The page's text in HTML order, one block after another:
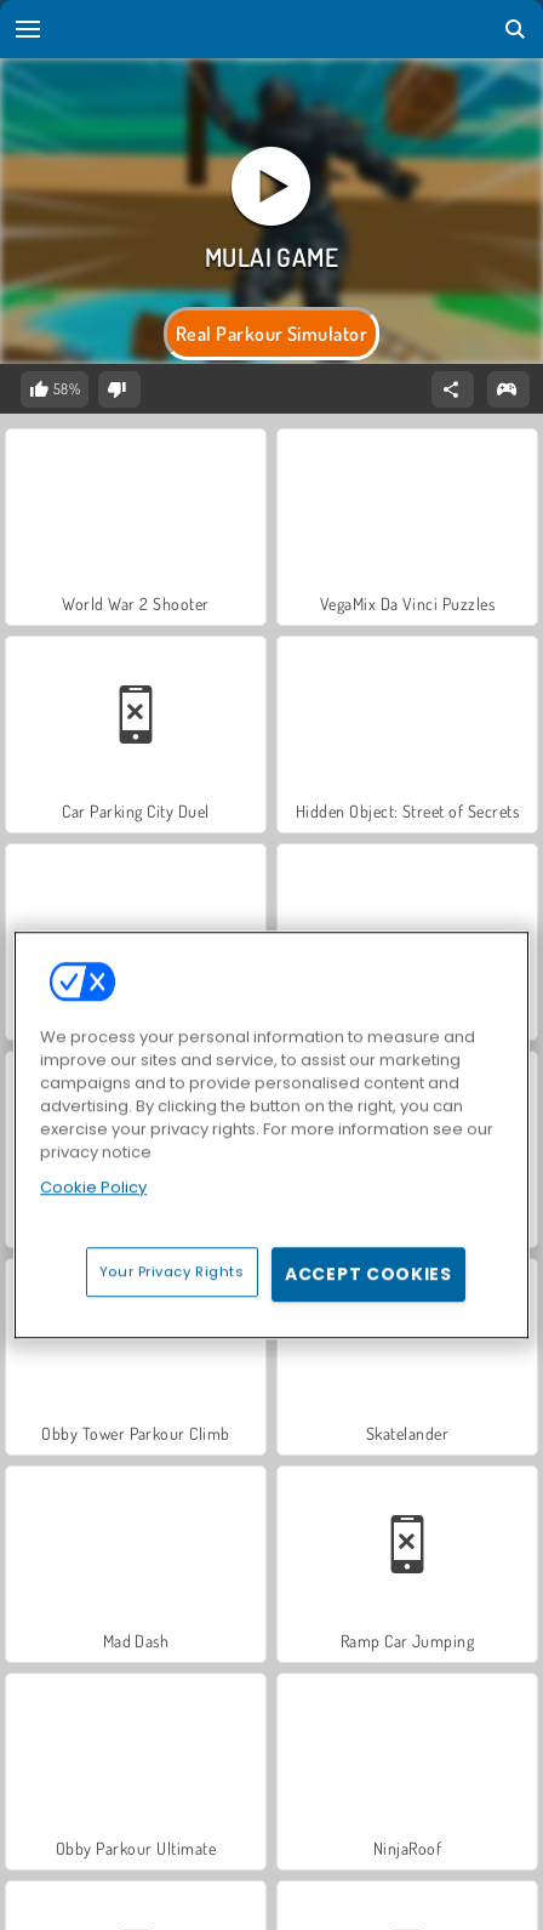
Real Parkour Simulator
58%
World War 2 Shooter VegaMix Da Vinci Puzzles
Car Parking City Duel Hidden Object: Street of Secrets
Obby Tower Parkour Climb Skatelander
Mad Dash Ramp Car Jumping
Obby Parkour Ultimate NinjaRoof
We process your personal information to measure and
improve our sites and service, to assist our marketing
campaigns and to provide personalised content and
advertising. By clicking the button on the right, you can
exercise your privacy rights. For more information see our
privacy notice
Cookie Policy
Your Privacy Rights ACCEPT COOKIES